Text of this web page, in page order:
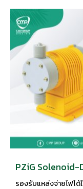
PZiG Solenoid-
รองรับแหล่งจ่ายไฟไ